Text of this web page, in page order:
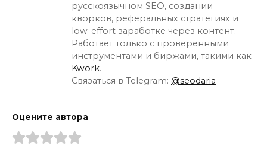
русскоязычном SEO, создании
кворков, реферальных стратегиях и
low-effort заработке через контент.
Работает только с проверенными
инструментами и биржами, такими как
Kwork.
Связаться в Telegram: @seodaria
Оцените автора